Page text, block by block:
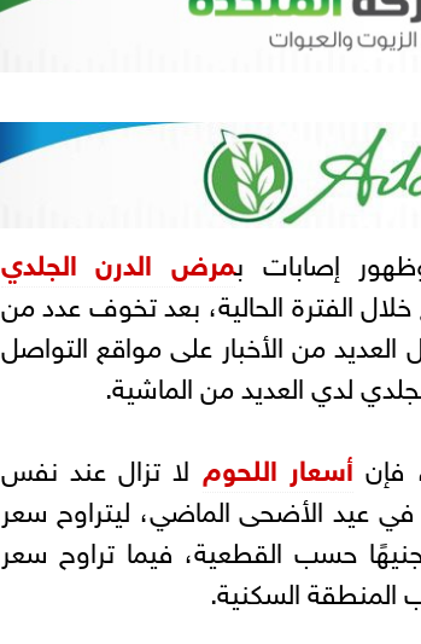
إصابات بمرض الدرن الجلدي
خلال الفترة الحالية، بعد تخوف عدد من
من الأخبار على مواقع التواصل
لدي العديد من الماشية.
فإن أسعار اللحوم لا تزال عند نفس
في عيد الأضحى الماضي، ليتراوح سعر
الكندوز بين 140 إلى 160 جنيهًا حسب القطعية، فيما تراوح سعر